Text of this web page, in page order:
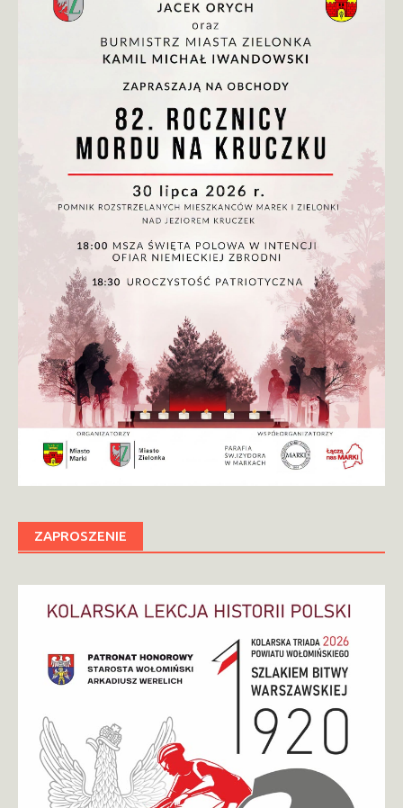
ZAPROSZENIE